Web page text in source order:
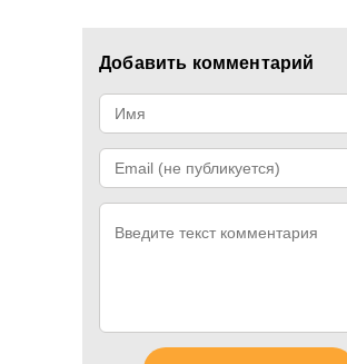
Добавить комментарий